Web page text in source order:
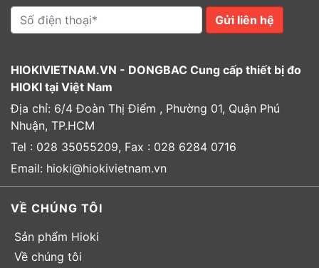
Gửi liên hệ
HIOKIVIETNAM.VN - DONGBAC Cung cấp thiết bị đo
HIOKI tại Việt Nam
Địa chỉ: 6/4 Đoàn Thị Điểm , Phường 01, Quận Phú
Nhuận, TP.HCM
Tel : 028 35055209, Fax : 028 6284 0716
Email: hioki@hiokivietnam.vn
VỀ CHÚNG TÔI
Sản phẩm Hioki
Về chúng tôi